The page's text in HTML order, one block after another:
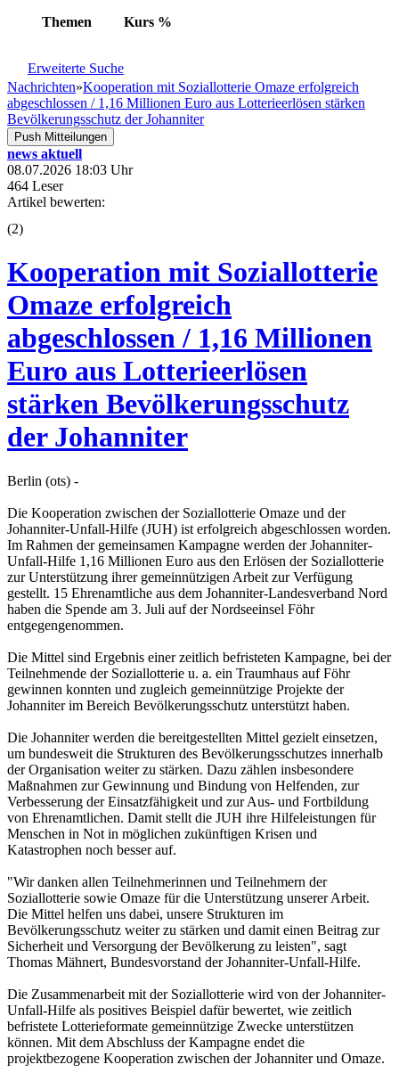
Themen Kurs %
Erweiterte Suche
Nachrichten»Kooperation mit Soziallotterie Omaze erfolgreich
abgeschlossen / 1,16 Millionen Euro aus Lotterieerlösen stärken
Bevölkerungsschutz der Johanniter
Push Mitteilungen
news aktuell
08.07.2026 18:03 Uhr
464 Leser
Artikel bewerten:
(2)
Kooperation mit Soziallotterie
Omaze erfolgreich
abgeschlossen / 1,16 Millionen
Euro aus Lotterieerlösen
stärken Bevölkerungsschutz
der Johanniter
Berlin (ots) -
Die Kooperation zwischen der Soziallotterie Omaze und der
Johanniter-Unfall-Hilfe (JUH) ist erfolgreich abgeschlossen worden.
Im Rahmen der gemeinsamen Kampagne werden der Johanniter-
Unfall-Hilfe 1,16 Millionen Euro aus den Erlösen der Soziallotterie
zur Unterstützung ihrer gemeinnützigen Arbeit zur Verfügung
gestellt. 15 Ehrenamtliche aus dem Johanniter-Landesverband Nord
haben die Spende am 3. Juli auf der Nordseeinsel Föhr
entgegengenommen.
Die Mittel sind Ergebnis einer zeitlich befristeten Kampagne, bei der
Teilnehmende der Soziallotterie u. a. ein Traumhaus auf Föhr
gewinnen konnten und zugleich gemeinnützige Projekte der
Johanniter im Bereich Bevölkerungsschutz unterstützt haben.
Die Johanniter werden die bereitgestellten Mittel gezielt einsetzen,
um bundesweit die Strukturen des Bevölkerungsschutzes innerhalb
der Organisation weiter zu stärken. Dazu zählen insbesondere
Maßnahmen zur Gewinnung und Bindung von Helfenden, zur
Verbesserung der Einsatzfähigkeit und zur Aus- und Fortbildung
von Ehrenamtlichen. Damit stellt die JUH ihre Hilfeleistungen für
Menschen in Not in möglichen zukünftigen Krisen und
Katastrophen noch besser auf.
"Wir danken allen Teilnehmerinnen und Teilnehmern der
Soziallotterie sowie Omaze für die Unterstützung unserer Arbeit.
Die Mittel helfen uns dabei, unsere Strukturen im
Bevölkerungsschutz weiter zu stärken und damit einen Beitrag zur
Sicherheit und Versorgung der Bevölkerung zu leisten", sagt
Thomas Mähnert, Bundesvorstand der Johanniter-Unfall-Hilfe.
Die Zusammenarbeit mit der Soziallotterie wird von der Johanniter-
Unfall-Hilfe als positives Beispiel dafür bewertet, wie zeitlich
befristete Lotterieformate gemeinnützige Zwecke unterstützen
können. Mit dem Abschluss der Kampagne endet die
projektbezogene Kooperation zwischen der Johanniter und Omaze.